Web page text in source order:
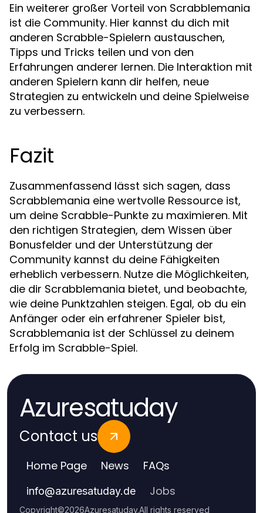
Ein weiterer großer Vorteil von Scrabblemania
ist die Community. Hier kannst du dich mit
anderen Scrabble-Spielern austauschen,
Tipps und Tricks teilen und von den
Erfahrungen anderer lernen. Die Interaktion mit
anderen Spielern kann dir helfen, neue
Strategien zu entwickeln und deine Spielweise
zu verbessern.
Fazit
Zusammenfassend lässt sich sagen, dass
Scrabblemania eine wertvolle Ressource ist,
um deine Scrabble-Punkte zu maximieren. Mit
den richtigen Strategien, dem Wissen über
Bonusfelder und der Unterstützung der
Community kannst du deine Fähigkeiten
erheblich verbessern. Nutze die Möglichkeiten,
die dir Scrabblemania bietet, und beobachte,
wie deine Punktzahlen steigen. Egal, ob du ein
Anfänger oder ein erfahrener Spieler bist,
Scrabblemania ist der Schlüssel zu deinem
Erfolg im Scrabble-Spiel.
Azuresatuday
Contact us
Home Page News FAQs
info@azuresatuday.de Jobs
Copyright©2026Azuresatuday.All rights reserved